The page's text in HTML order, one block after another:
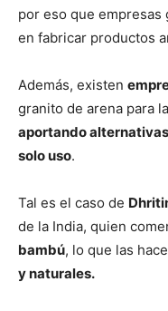
por eso que empresas
en fabricar productos
Además, existen
granito de arena para
aportando
solo uso.
Tal es el caso de
de la India, quien
bambú, lo que las
y naturales.